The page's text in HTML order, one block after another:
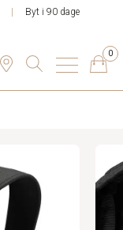
Byt i 90 dage
0